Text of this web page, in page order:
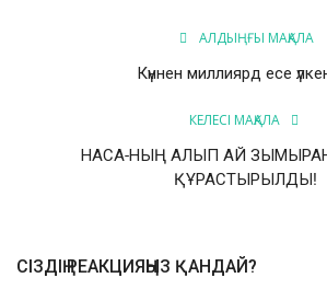
АЛДЫҢҒЫ МАҚАЛА
Күннен миллиярд есе
КЕЛЕСІ МАҚАЛА
НАСА-НЫҢ АЛЫП АЙ
ҚҰРАСТЫРЫЛДЫ!
СІЗДІҢ РЕАКЦИЯҢЫЗ ҚАНДАЙ?